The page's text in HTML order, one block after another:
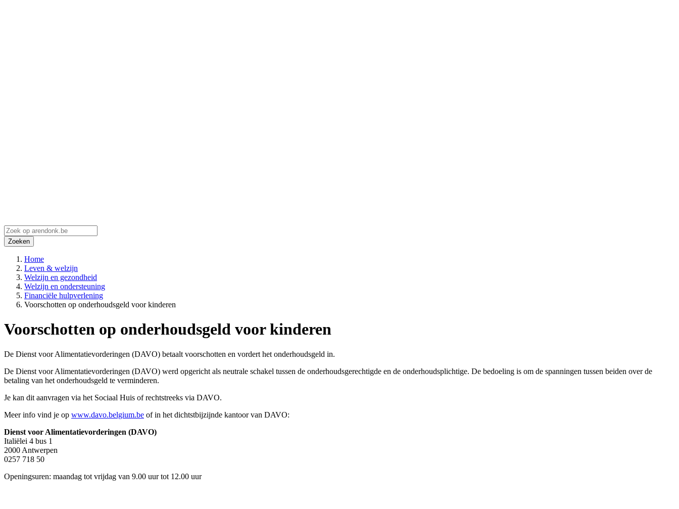
Zoeken
Home
Leven & welzijn
Welzijn en gezondheid
Welzijn en ondersteuning
Financiële hulpverlening
Voorschotten op onderhoudsgeld voor kinderen
Voorschotten op onderhoudsgeld voor kinderen
De Dienst voor Alimentatievorderingen (DAVO) betaalt voorschotten en vordert het onderhoudsgeld in.
De Dienst voor Alimentatievorderingen (DAVO) werd opgericht als neutrale schakel tussen de onderhoudsgerechtigde en de onderhoudsplichtige. De bedoeling is om de spanningen tussen beiden over de
betaling van het onderhoudsgeld te verminderen.
Je kan dit aanvragen via het Sociaal Huis of rechtstreeks via DAVO.
Meer info vind je op www.davo.belgium.be of in het dichtstbijzijnde kantoor van DAVO:
Dienst voor Alimentatievorderingen (DAVO)
Italiëlei 4 bus 1
2000 Antwerpen
0257 718 50
Openingsuren: maandag tot vrijdag van 9.00 uur tot 12.00 uur